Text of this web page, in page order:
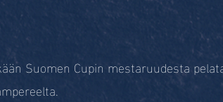
Suomen Cupin mestaruudesta